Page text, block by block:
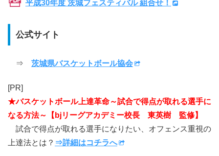
平成30年度 茨城フェスティバル 組合せ！
公式サイト
⇒ 茨城県バスケットボール協会
[PR]
★バスケットボール上達革命～試合で得点が取れる選手に
なる方法～【bjリーグアカデミー校長 東英樹 監修】
試合で得点が取れる選手になりたい、オフェンス重視の
上達法とは？ ⇒詳細はコチラへ